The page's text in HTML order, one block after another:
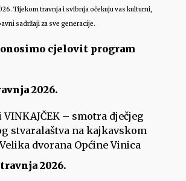
Tijekom travnja i svibnja očekuju vas kulturni,
sadržaji za sve generacije.
cjelovit program
2026.
VINKAJČEK – smotra dječjeg
stvaralaštva na kajkavskom
dvorana Općine Vinica
2026.